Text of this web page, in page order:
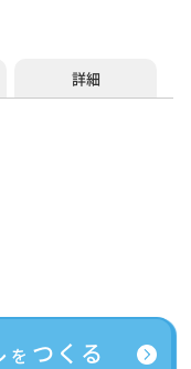
詳細
を つくる